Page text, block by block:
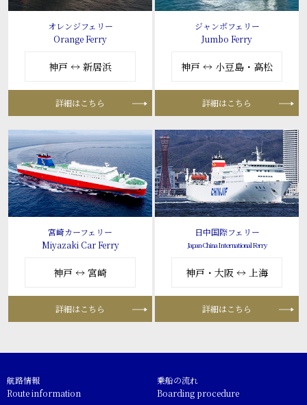
オレンジフェリー
Orange Ferry
神戸 ↔ 新居浜
詳細はこちら
ジャンボフェリー
Jumbo Ferry
神戸 ↔ 小豆島・高松
詳細はこちら
宮崎カーフェリー
Miyazaki Car Ferry
神戸 ↔ 宮崎
詳細はこちら
日中国際フェリー
Japan-China International Ferry
神戸・大阪 ↔ 上海
詳細はこちら
航路情報
Route information
乗船の流れ
Boarding procedure